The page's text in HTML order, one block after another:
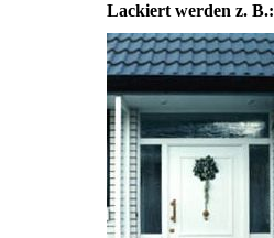
Lackiert werden z. B.: